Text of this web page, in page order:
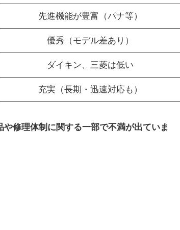
先進機能が豊富（パナ等）
優秀（モデル差あり）
ダイキン、三菱は低い
充実（長期・迅速対応も）
修理体制に関する一部で不満が出ていま